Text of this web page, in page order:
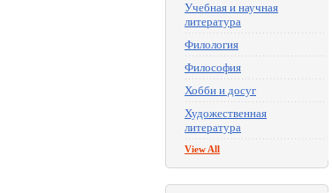
Учебная и научная
литература
Филология
Философия
Хобби и досуг
Художественная
литература
View All